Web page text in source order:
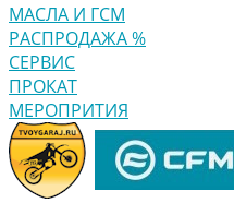
МАСЛА И ГСМ
РАСПРОДАЖА %
СЕРВИС
ПРОКАТ
МЕРОПРИТИЯ